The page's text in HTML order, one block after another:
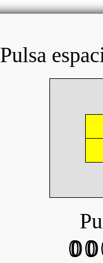
Pulsa